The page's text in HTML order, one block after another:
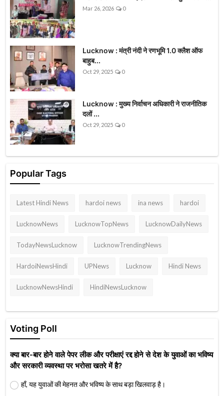
Mar 26, 2026 0
Lucknow : मंत्री नंदी ने रणभूमि 1.0 क्लैश ऑफ
बाहुब...
Oct 29, 2025 0
Lucknow : मुख्य निर्वाचन अधिकारी ने राजनीतिक
दलों ...
Oct 29, 2025 0
Popular Tags
Latest Hindi News hardoi news ina news hardoi
LucknowNews LucknowTopNews LucknowDailyNews
TodayNewsLucknow LucknowTrendingNews
HardoiNewsHindi UPNews Lucknow Hindi News
LucknowNewsHindi HindiNewsLucknow
Voting Poll
क्या बार-बार होने वाले पेपर लीक और परीक्षाएं रद्द होने से देश के युवाओं का भविष्य
और सरकारी व्यवस्था पर भरोसा खतरे में है?
हाँ, यह युवाओं की मेहनत और भविष्य के साथ बड़ा खिलवाड़ है।